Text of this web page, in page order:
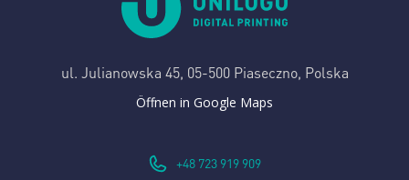
ul. Julianowska 45, 05-500 Piaseczno, Polska
Öffnen in Google Maps
+48 723 919 909